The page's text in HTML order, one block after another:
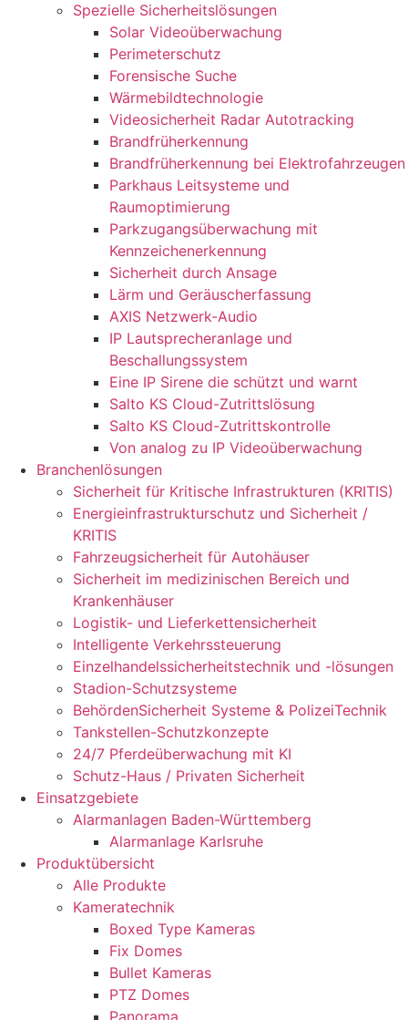
Spezielle Sicherheitslösungen
Solar Videoüberwachung
Perimeterschutz
Forensische Suche
Wärmebildtechnologie
Videosicherheit Radar Autotracking​
Brandfrüherkennung
Brandfrüherkennung bei Elektrofahrzeugen
Parkhaus Leitsysteme und
Raumoptimierung
Parkzugangsüberwachung mit
Kennzeichenerkennung
Sicherheit durch Ansage
Lärm und Geräuscherfassung
AXIS Netzwerk-Audio
IP Lautsprecheranlage und
Beschallungssystem
Eine IP Sirene die schützt und warnt
Salto KS Cloud-Zutrittslösung
Salto KS Cloud-Zutrittskontrolle
Von analog zu IP Videoüberwachung
Branchenlösungen
Sicherheit für Kritische Infrastrukturen (KRITIS)
Energieinfrastrukturschutz und Sicherheit /
KRITIS
Fahrzeugsicherheit für Autohäuser
Sicherheit im medizinischen Bereich und
Krankenhäuser
Logistik- und Lieferkettensicherheit
Intelligente Verkehrssteuerung
Einzelhandelssicherheitstechnik und -lösungen
Stadion-Schutzsysteme
BehördenSicherheit Systeme & PolizeiTechnik
Tankstellen-Schutzkonzepte​
24/7 Pferdeüberwachung mit KI
Schutz-Haus / Privaten Sicherheit
Einsatzgebiete
Alarmanlagen Baden-Württemberg
Alarmanlage Karlsruhe
Produktübersicht
Alle Produkte
Kameratechnik
Boxed Type Kameras
Fix Domes
Bullet Kameras
PTZ Domes
Panorama